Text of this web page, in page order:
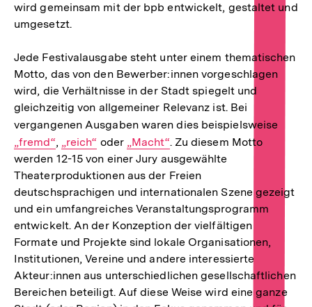
wird gemeinsam mit der bpb entwickelt, gestaltet und
umgesetzt.
Jede Festivalausgabe steht unter einem thematischen
Motto, das von den Bewerber:innen vorgeschlagen
wird, die Verhältnisse in der Stadt spiegelt und
gleichzeitig von allgemeiner Relevanz ist. Bei
vergangenen Ausgaben waren dies beispielsweise
„fremd“, Interner
Link:
„reich“ oder Interner
Link:
„Macht“. Zu diesem Motto
werden 12-15 von einer Jury ausgewählte
Theaterproduktionen aus der Freien
deutschsprachigen und internationalen Szene gezeigt
und ein umfangreiches Veranstaltungsprogramm
entwickelt. An der Konzeption der vielfältigen
Formate und Projekte sind lokale Organisationen,
Institutionen, Vereine und andere interessierte
Akteur:innen aus unterschiedlichen gesellschaftlichen
Bereichen beteiligt. Auf diese Weise wird eine ganze